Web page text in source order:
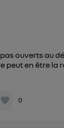
ouverts au
peut en être la
0